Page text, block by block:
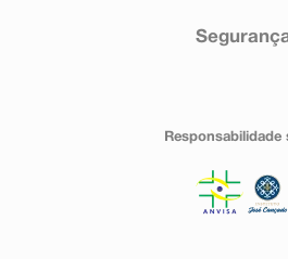
Responsabilidade